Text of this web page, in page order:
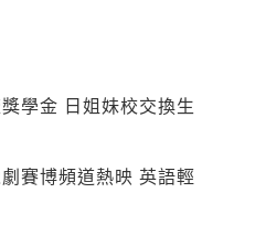
學金 日姐妹校交換生
賽博頻道熱映 英語輕